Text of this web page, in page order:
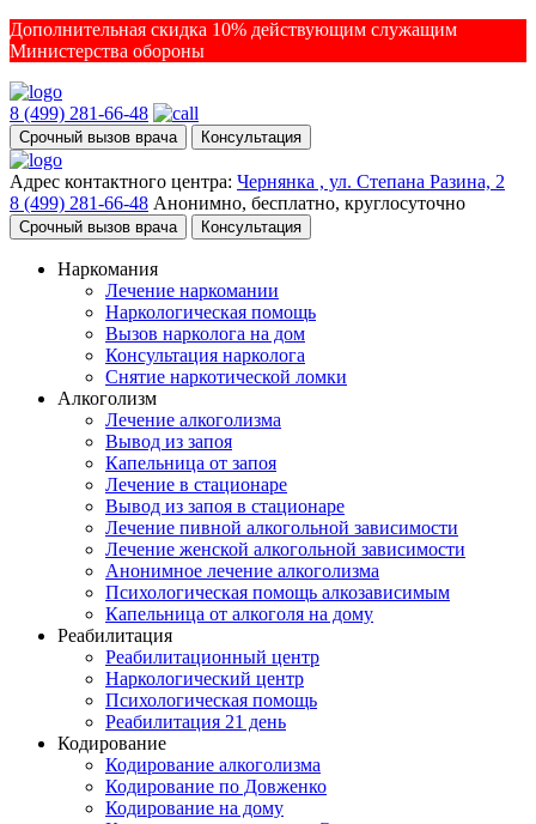
Дополнительная скидка 10% действующим служащим
Министерства обороны
8 (499) 281-66-48
Срочный вызов врача Консультация
Адрес контактного центра: Чернянка , ул. Степана Разина, 2
8 (499) 281-66-48 Анонимно, бесплатно, круглосуточно
Срочный вызов врача Консультация
Наркомания
Лечение наркомании
Наркологическая помощь
Вызов нарколога на дом
Консультация нарколога
Снятие наркотической ломки
Алкоголизм
Лечение алкоголизма
Вывод из запоя
Капельница от запоя
Лечение в стационаре
Вывод из запоя в стационаре
Лечение пивной алкогольной зависимости
Лечение женской алкогольной зависимости
Анонимное лечение алкоголизма
Психологическая помощь алкозависимым
Капельница от алкоголя на дому
Реабилитация
Реабилитационный центр
Наркологический центр
Психологическая помощь
Реабилитация 21 день
Кодирование
Кодирование алкоголизма
Кодирование по Довженко
Кодирование на дому